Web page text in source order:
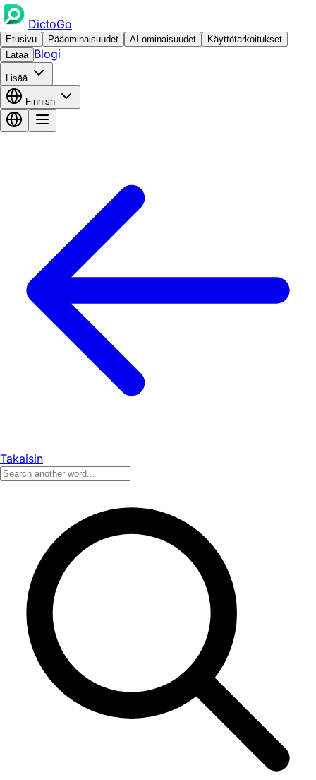
DictoGo
Etusivu Pääominaisuudet AI-ominaisuudet
Käyttötarkoitukset
Lataa Blogi
Lisää
Finnish
Takaisin